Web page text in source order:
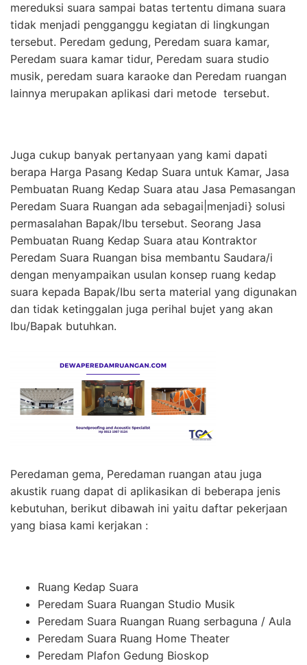
mereduksi suara sampai batas tertentu dimana suara
tidak menjadi pengganggu kegiatan di lingkungan
tersebut. Peredam gedung, Peredam suara kamar,
Peredam suara kamar tidur, Peredam suara studio
musik, peredam suara karaoke dan Peredam ruangan
lainnya merupakan aplikasi dari metode tersebut.
Juga cukup banyak pertanyaan yang kami dapati
berapa Harga Pasang Kedap Suara untuk Kamar, Jasa
Pembuatan Ruang Kedap Suara atau Jasa Pemasangan
Peredam Suara Ruangan ada sebagai|menjadi} solusi
permasalahan Bapak/Ibu tersebut. Seorang Jasa
Pembuatan Ruang Kedap Suara atau Kontraktor
Peredam Suara Ruangan bisa membantu Saudara/i
dengan menyampaikan usulan konsep ruang kedap
suara kepada Bapak/Ibu serta material yang digunakan
dan tidak ketinggalan juga perihal bujet yang akan
Ibu/Bapak butuhkan.
Peredaman gema, Peredaman ruangan atau juga
akustik ruang dapat di aplikasikan di beberapa jenis
kebutuhan, berikut dibawah ini yaitu daftar pekerjaan
yang biasa kami kerjakan :
Ruang Kedap Suara
Peredam Suara Ruangan Studio Musik
Peredam Suara Ruangan Ruang serbaguna / Aula
Peredam Suara Ruang Home Theater
Peredam Plafon Gedung Bioskop